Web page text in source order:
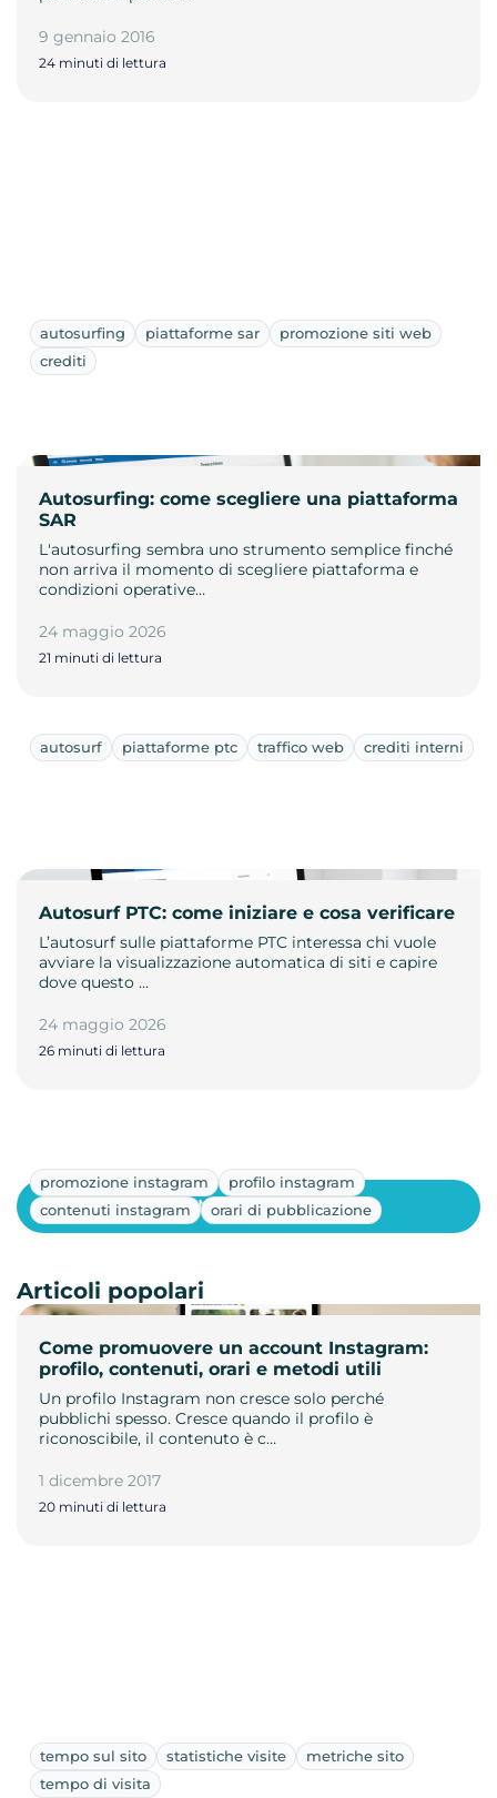
9 gennaio 2016
24 minuti di lettura
autosurfing piattaforme sar
promozione siti web
crediti
Autosurfing: come scegliere una piattaforma
SAR
L'autosurfing sembra uno strumento semplice finché
non arriva il momento di scegliere piattaforma e
condizioni operative…
24 maggio 2026
21 minuti di lettura
autosurf piattaforme ptc traffico web crediti interni
Autosurf PTC: come iniziare e cosa verificare
L’autosurf sulle piattaforme PTC interessa chi vuole
avviare la visualizzazione automatica di siti e capire
dove questo …
24 maggio 2026
26 minuti di lettura
promozione instagram
profilo instagram
contenuti instagram
orari di pubblicazione
Come promuovere un account Instagram:
profilo, contenuti, orari e metodi utili
Un profilo Instagram non cresce solo perché
pubblichi spesso. Cresce quando il profilo è
riconoscibile, il contenuto è c…
1 dicembre 2017
20 minuti di lettura
Mostra altri
Articoli popolari
tempo sul sito statistiche visite
metriche sito
tempo di visita